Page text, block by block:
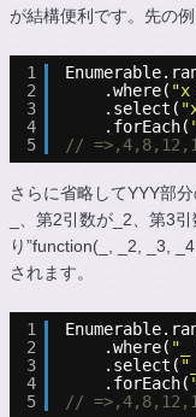
が結構便利です。先の
1
2
3
4
5
.where( "x
.select(
.forEach(
//
さらに省略してYYY部
_、第2引数が_2、第3
り”function(_, _2, _3,
されます。
1
2
3
4
5
.where( "_
.select(
.forEach(
//